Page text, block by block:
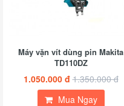
Máy vặn vít dùng pin Makita
TD110DZ
1.050.000 đ 1.350.000 đ
Mua Ngay